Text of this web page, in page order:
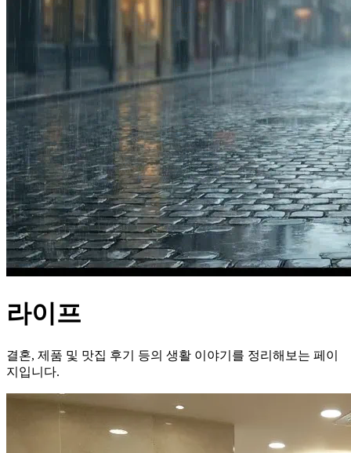
라이프
결혼, 제품 및 맛집 후기 등의 생활 이야기를 정리해보는 페이
지입니다.